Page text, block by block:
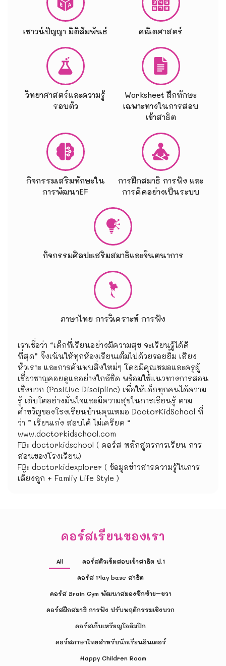
เชาวน์ปัญญา มิติสัมพันธ์ คณิตศาสตร์
วิทยาศาสตร์และความรู้
รอบตัว
Worksheet ฝึกทักษะ
เฉพาะทางในการสอบ
เข้าสาธิต
กิจกรรมเสริมทักษะใน
การพัฒนาEF
การฝึกสมาธิ การฟัง และ
การคิดอย่างเป็นระบบ
กิจกรรมศิลปะเสริมสมาธิและจินตนาการ
ภาษาไทย การวิเคราะห์ การฟัง
เราเชื่อว่า “เด็กที่เรียนอย่างมีความสุข จะเรียนรู้ได้ดี
ที่สุด” จึงเน้นให้ทุกห้องเรียนเต็มไปด้วยรอยยิ้ม เสียง
หัวเราะ และการค้นพบสิ่งใหม่ๆ โดยมีคุณหมอและครูผู้
เชี่ยวชาญคอยดูแลอย่างใกล้ชิด พร้อมใช้แนวทางการสอน
เชิงบวก (Positive Discipline) เพื่อให้เด็กทุกคนได้ความ
รู้ เติบโตอย่างมั่นใจและมีความสุขในการเรียนรู้ ตาม
คำขวัญของโรงเรียนบ้านคุณหมอ DoctorKidSchool ที่
ว่า ” เรียนเก่ง สอบได้ ไม่เครียด “
www.doctorkidschool.com
FB: doctorkidschool ( คอร์ส หลักสูตรการเรียน การ
สอนของโรงเรียน)
FB: doctorkidexplorer ( ข้อมูลข่าวสารความรู้ในการ
เลี้ยงลูก + Famliy Life Style )
คอร์สเรียนของเรา
All
คอร์สติวเข้มสอบเข้าสาธิต ป.1
คอร์ส Play base สาธิต
คอร์ส Brain Gym พัฒนาสมองซีกซ้าย–ขวา
คอร์สฝึกสมาธิ การฟัง ปรับพฤติกรรมเชิงบวก
คอร์สเก็บเหรียญโอลิมปิก
คอร์สภาษาไทยสำหรับนักเรียนอินเตอร์
Happy Children Room